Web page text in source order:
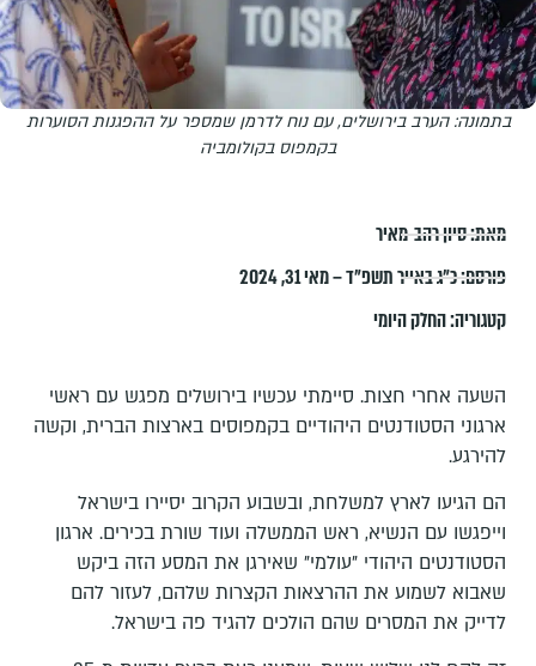
בתמונה: הערב בירושלים, עם נוח לדרמן שמספר על ההפגנות הסוערות
בקמפוס בקולומביה
מאת:סיון רהב-מאיר
פורסם:כ״ג באייר תשפ״ד – מאי 31, 2024
קטגוריה:החלק היומי
השעה אחרי חצות. סיימתי עכשיו בירושלים מפגש עם ראשי
ארגוני הסטודנטים היהודיים בקמפוסים בארצות הברית, וקשה
להירגע.
הם הגיעו לארץ למשלחת, ובשבוע הקרוב יסיירו בישראל
וייפגשו עם הנשיא, ראש הממשלה ועוד שורת בכירים. ארגון
הסטודנטים היהודי "עולמי" שאירגן את המסע הזה ביקש
שאבוא לשמוע את ההרצאות הקצרות שלהם, לעזור להם
לדייק את המסרים שהם הולכים להגיד פה בישראל.